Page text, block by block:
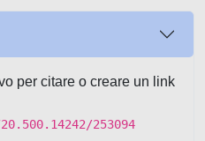
per citare o creare un link
253094